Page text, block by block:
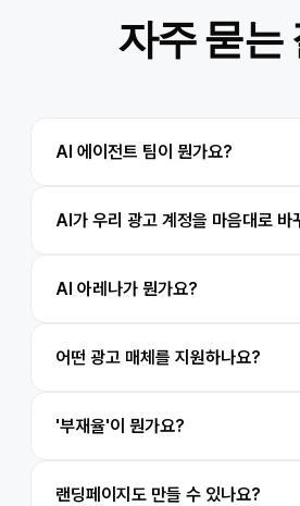
자주 묻는
AI 에이전트 팀이 뭔가요?
AI가 우리 광고 계정을 마음대로 바
AI 아레나가 뭔가요?
어떤 광고 매체를 지원하나요?
'부재율'이 뭔가요?
랜딩페이지도 만들 수 있나요?